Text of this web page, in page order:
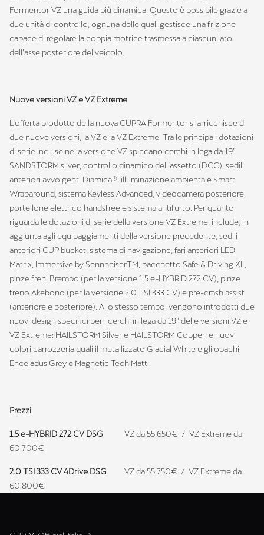
Formentor VZ una guida più dinamica. Questo è possibile grazie a
due unità di controllo, ognuna delle quali gestisce una frizione
capace di regolare la coppia motrice trasmessa a ciascun lato
dell’asse posteriore del veicolo.
Nuove versioni VZ e VZ Extreme
L’offerta prodotto della nuova CUPRA Formentor si arricchisce di
due nuove versioni, la VZ e la VZ Extreme. Tra le principali dotazioni
di serie incluse nella versione VZ spiccano cerchi in lega da 19”
SANDSTORM silver, controllo dinamico dell’assetto (DCC), sedili
anteriori avvolgenti Diamica®, illuminazione ambientale Smart
Wraparound, sistema Keyless Advanced, videocamera posteriore,
portellone elettrico handsfree e sistema antifurto. Per quanto
riguarda le dotazioni di serie della versione VZ Extreme, include, in
aggiunta agli equipaggiamenti della versione precedente, sedili
anteriori CUP bucket, sistema di navigazione, fari anteriori LED
Matrix, Immersive by SennheiserTM, pacchetto Safe & Driving XL,
pinze freni Brembo (per la versione 1.5 e-HYBRID 272 CV), pinze
freno Akebono (per la versione 2.0 TSI 333 CV) e pre-crash assist
(anteriore e posteriore). Allo stesso tempo, vengono introdotti due
nuovi design specifici per i cerchi in lega da 19” delle versioni VZ e
VZ Extreme: HAILSTORM Silver e HAILSTORM Copper, e nuovi
colori carrozzeria quali il metallizzato Glacial White e gli opachi
Enceladus Grey e Magnetic Tech Matt.
Prezzi
1.5 e-HYBRID 272 CV DSG VZ da 55.650€ / VZ Extreme da
60.700€
2.0 TSI 333 CV 4Drive DSG VZ da 55.750€ / VZ Extreme da
60.800€